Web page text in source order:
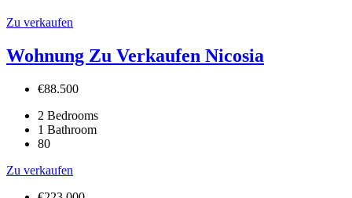
Zu verkaufen
Wohnung Zu Verkaufen Nicosia
€88.500
2 Bedrooms
1 Bathroom
80
Zu verkaufen